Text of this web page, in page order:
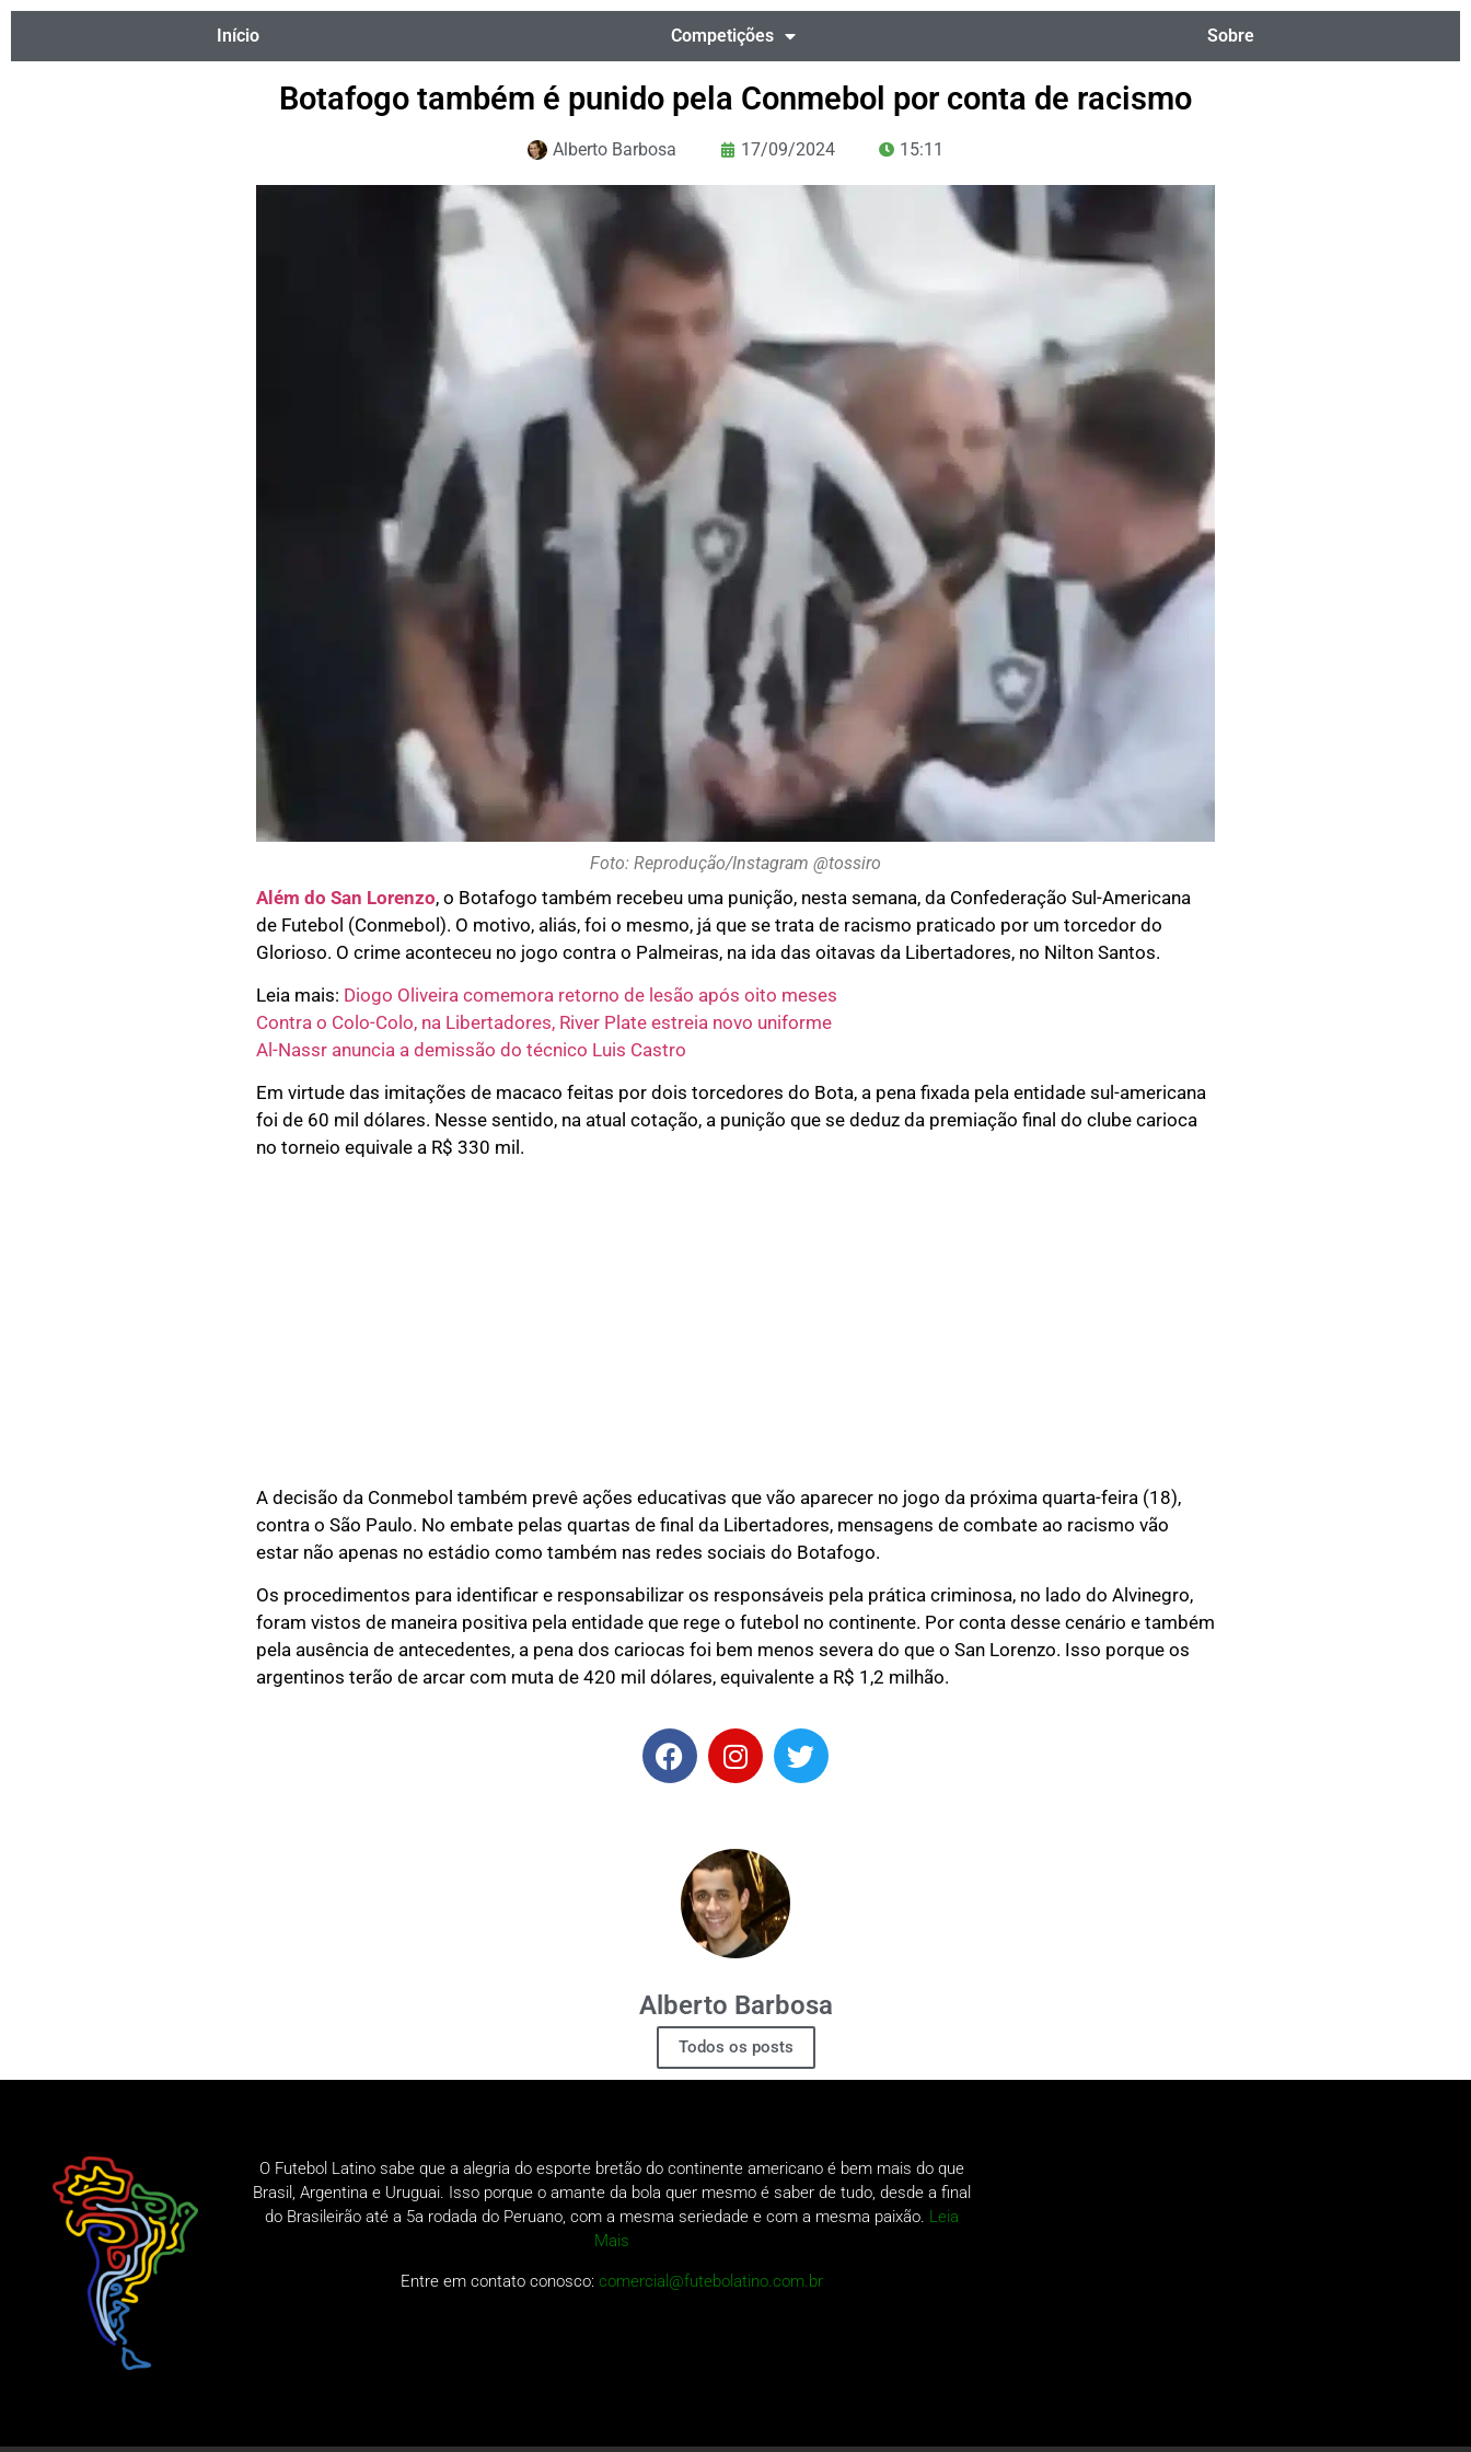
Início Competições Sobre
Botafogo também é punido pela Conmebol por conta de racismo
Alberto Barbosa 17/09/2024 15:11
Foto: Reprodução/Instagram @tossiro
Além do San Lorenzo, o Botafogo também recebeu uma punição, nesta semana, da Confederação Sul-Americana
de Futebol (Conmebol). O motivo, aliás, foi o mesmo, já que se trata de racismo praticado por um torcedor do
Glorioso. O crime aconteceu no jogo contra o Palmeiras, na ida das oitavas da Libertadores, no Nilton Santos.
Leia mais: Diogo Oliveira comemora retorno de lesão após oito meses
Contra o Colo-Colo, na Libertadores, River Plate estreia novo uniforme
Al-Nassr anuncia a demissão do técnico Luis Castro
Em virtude das imitações de macaco feitas por dois torcedores do Bota, a pena fixada pela entidade sul-americana
foi de 60 mil dólares. Nesse sentido, na atual cotação, a punição que se deduz da premiação final do clube carioca
no torneio equivale a R$ 330 mil.
A decisão da Conmebol também prevê ações educativas que vão aparecer no jogo da próxima quarta-feira (18),
contra o São Paulo. No embate pelas quartas de final da Libertadores, mensagens de combate ao racismo vão
estar não apenas no estádio como também nas redes sociais do Botafogo.
Os procedimentos para identificar e responsabilizar os responsáveis pela prática criminosa, no lado do Alvinegro,
foram vistos de maneira positiva pela entidade que rege o futebol no continente. Por conta desse cenário e também
pela ausência de antecedentes, a pena dos cariocas foi bem menos severa do que o San Lorenzo. Isso porque os
argentinos terão de arcar com muta de 420 mil dólares, equivalente a R$ 1,2 milhão.
Alberto Barbosa
Todos os posts
O Futebol Latino sabe que a alegria do esporte bretão do continente americano é bem mais do que
Brasil, Argentina e Uruguai. Isso porque o amante da bola quer mesmo é saber de tudo, desde a final
do Brasileirão até a 5a rodada do Peruano, com a mesma seriedade e com a mesma paixão. Leia
Mais
Entre em contato conosco:comercial@futebolatino.com.br